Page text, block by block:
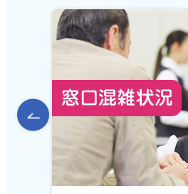
前のスライドを表示